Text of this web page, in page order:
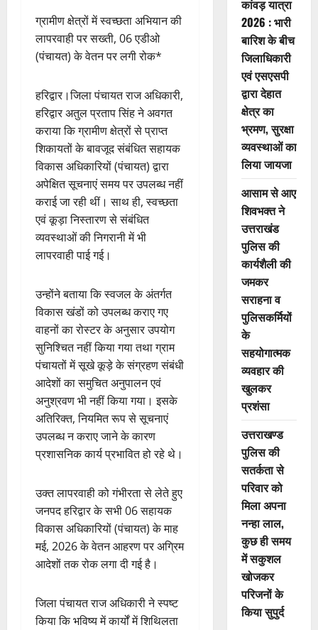
ग्रामीण क्षेत्रों में स्वच्छता अभियान की
लापरवाही पर सख्ती, 06 एडीओ
(पंचायत) के वेतन पर लगी रोक*
हरिद्वार।जिला पंचायत राज अधिकारी,
हरिद्वार अतुल प्रताप सिंह ने अवगत
कराया कि ग्रामीण क्षेत्रों से प्राप्त
शिकायतों के बावजूद संबंधित सहायक
विकास अधिकारियों (पंचायत) द्वारा
अपेक्षित सूचनाएं समय पर उपलब्ध नहीं
कराई जा रही थीं। साथ ही, स्वच्छता
एवं कूड़ा निस्तारण से संबंधित
व्यवस्थाओं की निगरानी में भी
लापरवाही पाई गई।
उन्होंने बताया कि स्वजल के अंतर्गत
विकास खंडों को उपलब्ध कराए गए
वाहनों का रोस्टर के अनुसार उपयोग
सुनिश्चित नहीं किया गया तथा ग्राम
पंचायतों में सूखे कूड़े के संग्रहण संबंधी
आदेशों का समुचित अनुपालन एवं
अनुश्रवण भी नहीं किया गया। इसके
अतिरिक्त, नियमित रूप से सूचनाएं
उपलब्ध न कराए जाने के कारण
प्रशासनिक कार्य प्रभावित हो रहे थे।
उक्त लापरवाही को गंभीरता से लेते हुए
जनपद हरिद्वार के सभी 06 सहायक
विकास अधिकारियों (पंचायत) के माह
मई, 2026 के वेतन आहरण पर अग्रिम
आदेशों तक रोक लगा दी गई है।
जिला पंचायत राज अधिकारी ने स्पष्ट
किया कि भविष्य में कार्यों में शिथिलता
कांवड़ यात्रा
2026 : भारी
बारिश के बीच
जिलाधिकारी
एवं एसएसपी
द्वारा देहात
क्षेत्र का
भ्रमण, सुरक्षा
व्यवस्थाओं का
लिया जायजा
आसाम से आए
शिवभक्त ने
उत्तराखंड
पुलिस की
कार्यशैली की
जमकर
सराहना व
पुलिसकर्मियों
के
सहयोगात्मक
व्यवहार की
खुलकर
प्रशंसा
उत्तराखण्ड
पुलिस की
सतर्कता से
परिवार को
मिला अपना
नन्हा लाल,
कुछ ही समय
में सकुशल
खोजकर
परिजनों के
किया सुपुर्द